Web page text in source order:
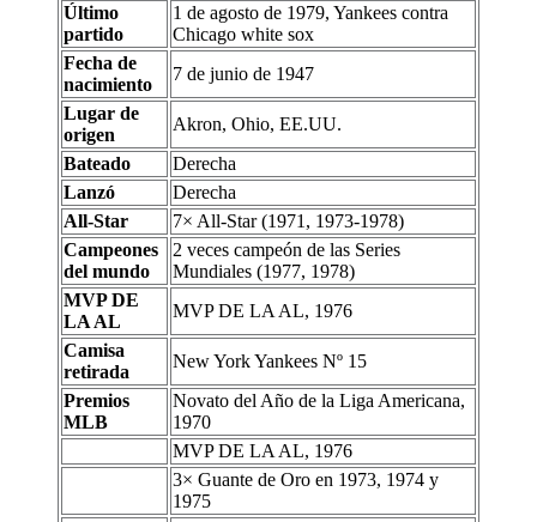
Último
partido
1 de agosto de 1979, Yankees contra
Chicago white sox
Fecha de
nacimiento
7 de junio de 1947
Lugar de
origen
Akron, Ohio, EE.UU.
Bateado
Derecha
Lanzó
Derecha
All-Star
7× All-Star (1971, 1973-1978)
Campeones
del mundo
2 veces campeón de las Series
Mundiales (1977, 1978)
MVP DE
LA AL
MVP DE LA AL, 1976
Camisa
retirada
New York Yankees Nº 15
Premios
MLB
Novato del Año de la Liga Americana,
1970
MVP DE LA AL, 1976
3× Guante de Oro en 1973, 1974 y
1975